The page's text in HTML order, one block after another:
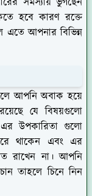
হবে কারণ রক্তে
এতে আপনার বিভিন্ন
আপনি অবাক হয়ে
যে বিষয়গুলো
উপকারিতা গুলো
থাকেন এবং এর
রাখেন না। আপনি
তাহলে চিনে নিন